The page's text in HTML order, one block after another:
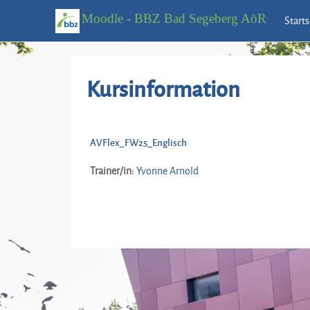
Zum Hauptinhalt
Moodle - BBZ Bad Segeberg AöR
Kursinformation
AVFlex_FW25_Englisch
Trainer/in:Yvonne Arnold